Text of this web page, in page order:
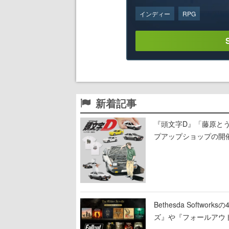
インディー RPG
新着記事
『頭文字D』「藤原
プアップショップの
Bethesda Softworksの
ズ』や『フォールア